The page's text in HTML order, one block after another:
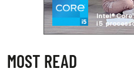
MOST READ